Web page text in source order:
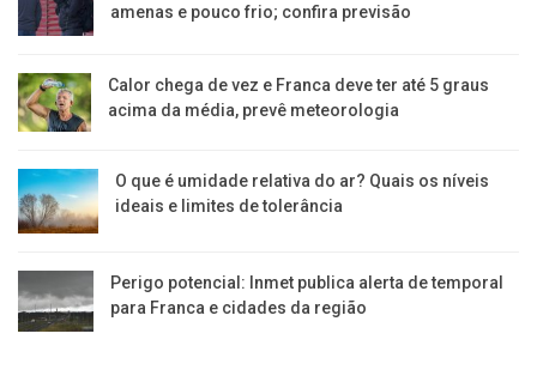
amenas e pouco frio; confira previsão
Calor chega de vez e Franca deve ter até 5 graus
acima da média, prevê meteorologia
O que é umidade relativa do ar? Quais os níveis
ideais e limites de tolerância
Perigo potencial: Inmet publica alerta de temporal
para Franca e cidades da região